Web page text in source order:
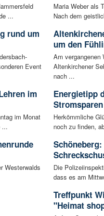
...
rund um
Event
im
im Monat
...
Westerwalds
Maria Weber als
Nach dem
um den
Am vergangenen
Altenkirchener
nach ...
Energietipp
Herkömmliche
noch zu finden,
Die
dass es am
Treffpunkt
"Heimat